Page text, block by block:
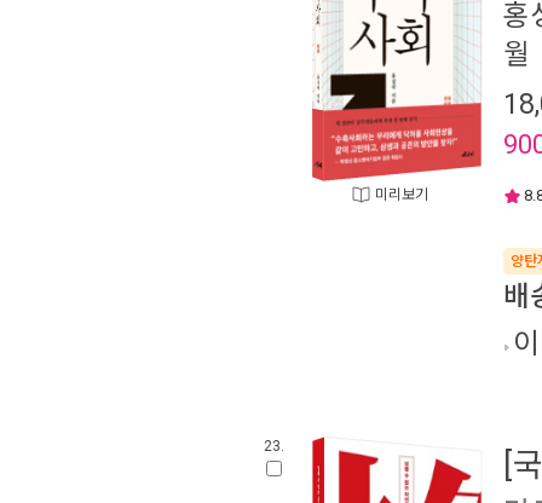
미리보기
홍
월
양탄
배
23. [